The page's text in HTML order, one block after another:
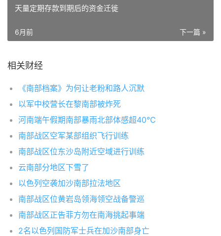
天量定期存款到期后的资金迁徙
下一篇 »
6月前
相关财经
《南部档案》为何让老粉和路人沉默
以军中校营长在黎南部被炸死
河南端午假期南部暴雨北部体感超40℃
南部战区空军某部组织飞行训练
南部战区位东沙岛附近空域进行训练
云南部分地区下雪了
以色列空袭加沙南部拉法地区
南部战区位黄岩岛领海领空战备警巡
南部战区正告菲方勿在南海挑起事端
2名以色列国防军士兵在加沙南部身亡